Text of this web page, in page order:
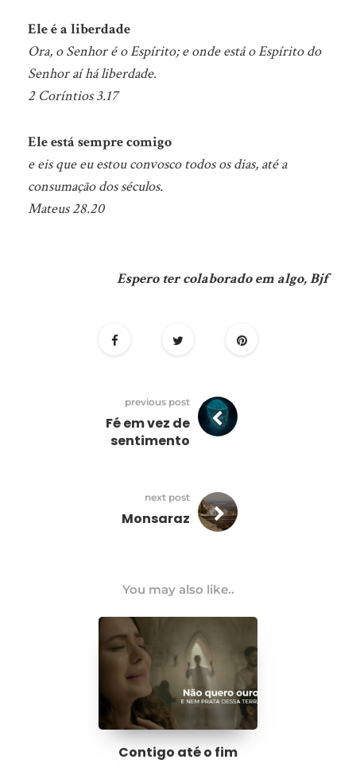
Ele é a liberdade
Ora, o Senhor é o Espírito; e onde está o Espírito do
Senhor aí há liberdade.
2 Coríntios 3.17
Ele está sempre comigo
e eis que eu estou convosco todos os dias, até a
consumação dos séculos.
Mateus 28.20
Espero ter colaborado em algo, Bjf
previous post
Fé em vez de
sentimento
next post
Monsaraz
You may also like..
Contigo até o fim